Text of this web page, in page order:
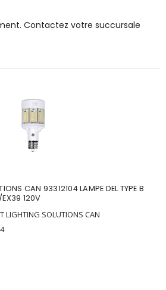
Contactez votre succursale
CAN 93312104 LAMPE DEL TYPE B
120V
LIGHTING SOLUTIONS CAN